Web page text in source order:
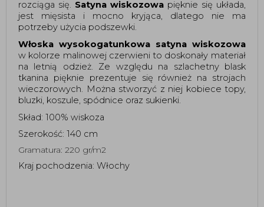
rozciąga się. Satyna wiskozowa pięknie się układa,
jest mięsista i mocno kryjąca, dlatego nie ma
potrzeby użycia podszewki.
Włoska wysokogatunkowa satyna wiskozowa
w kolorze malinowej czerwieni to doskonały materiał
na letnią odzież. Ze względu na szlachetny blask
tkanina pięknie prezentuje się również na strojach
wieczorowych. Można stworzyć z niej kobiece topy,
bluzki, koszule, spódnice oraz sukienki.
Skład: 100% wiskoza
Szerokość: 140 cm
Gramatura: 220 gr/m2
Kraj pochodzenia: Włochy